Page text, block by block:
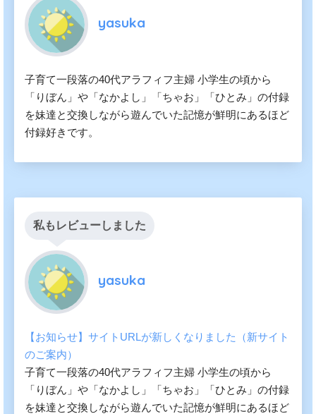
yasuka
子育て一段落の40代アラフィフ主婦 小学生の頃から
「りぼん」や「なかよし」「ちゃお」「ひとみ」の付録
を妹達と交換しながら遊んでいた記憶が鮮明にあるほど
付録好きです。
私もレビューしました
yasuka
【お知らせ】サイトURLが新しくなりました（新サイト
のご案内）
子育て一段落の40代アラフィフ主婦 小学生の頃から
「りぼん」や「なかよし」「ちゃお」「ひとみ」の付録
を妹達と交換しながら遊んでいた記憶が鮮明にあるほど